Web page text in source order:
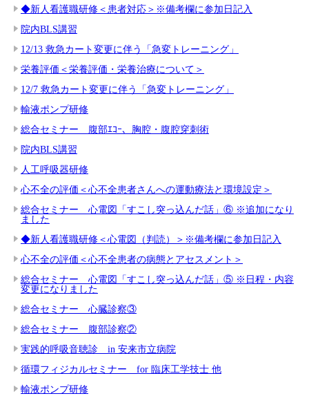
◆新人看護職研修＜患者対応＞※備考欄に参加日記入
院内BLS講習
12/13 救急カート変更に伴う「急変トレーニング」
栄養評価＜栄養評価・栄養治療について＞
12/7 救急カート変更に伴う「急変トレーニング」
輸液ポンプ研修
総合セミナー 腹部ｴｺｰ、胸腔・腹腔穿刺術
院内BLS講習
人工呼吸器研修
心不全の評価＜心不全患者さんへの運動療法と環境設定＞
総合セミナー 心電図「すこし突っ込んだ話」⑥ ※追加になり
ました
◆新人看護職研修＜心電図（判読）＞※備考欄に参加日記入
心不全の評価＜心不全患者の病態とアセスメント＞
総合セミナー 心電図「すこし突っ込んだ話」⑤ ※日程・内容
変更になりました
総合セミナー 心臓診察③
総合セミナー 腹部診察②
実践的呼吸音聴診 in 安来市立病院
循環フィジカルセミナー for 臨床工学技士 他
輸液ポンプ研修